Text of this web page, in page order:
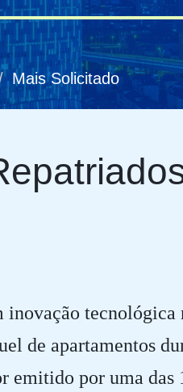
Mais Solicitado
inovação
de apartamentos
emitido por uma